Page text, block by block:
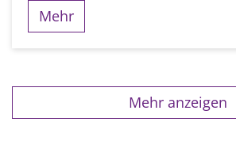
Mehr
Mehr anzeigen